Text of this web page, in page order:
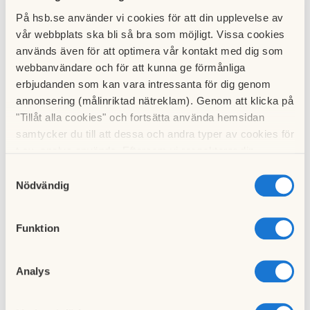
På hsb.se använder vi cookies för att din upplevelse av
vår webbplats ska bli så bra som möjligt. Vissa cookies
används även för att optimera vår kontakt med dig som
webbanvändare och för att kunna ge förmånliga
erbjudanden som kan vara intressanta för dig genom
annonsering (målinriktad nätreklam). Genom att klicka på
"Tillåt alla cookies" och fortsätta använda hemsidan
samtycker du till att dessa och andra typer av cookies för
cookies och välja att endast tillåta ett urval.
Nödvändig
Funktion
Analys
digitalbox.
Digitalboxar finns också i flera varianter, beroende på om de
stödjer HD eller ej, och om de har inspelningsmöjlighet eller
ej. ComHem marknadsför för tillfället tre varianter, två utan
inspelningsmöjlighet (Arris 1103och Humax CXHD-6000C)
och en "TiVo-box" med inspelningsmöjlighet.
Digitalboxar kan köpas på vanliga hemelektronikbutiker
men enklast och säkrast är att beställa detta från ComHem.
digitalbox.
länk till
ComHem's web